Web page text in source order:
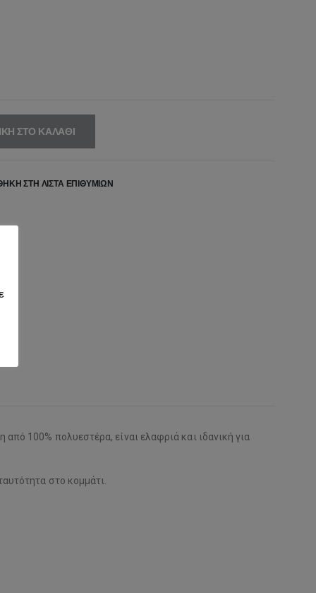
ΣΤΟ ΚΑΛΆΘΙ
ΣΤΗ ΛΊΣΤΑ ΕΠΙΘΥΜΙΏΝ
100% πολυεστέρα, είναι ελαφριά και ιδανική για
στο κομμάτι.